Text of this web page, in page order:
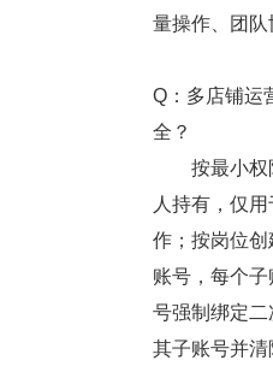
量操作、团队
Q：多店铺运
全？
按最小权限
人持有，仅
作；按岗位
账号，每个
号强制绑定二
其子账号并